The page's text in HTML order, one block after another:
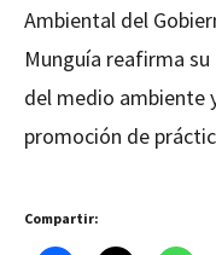
Ambiental del
Munguía reafirma
del medio ambiente
promoción de
Compartir: